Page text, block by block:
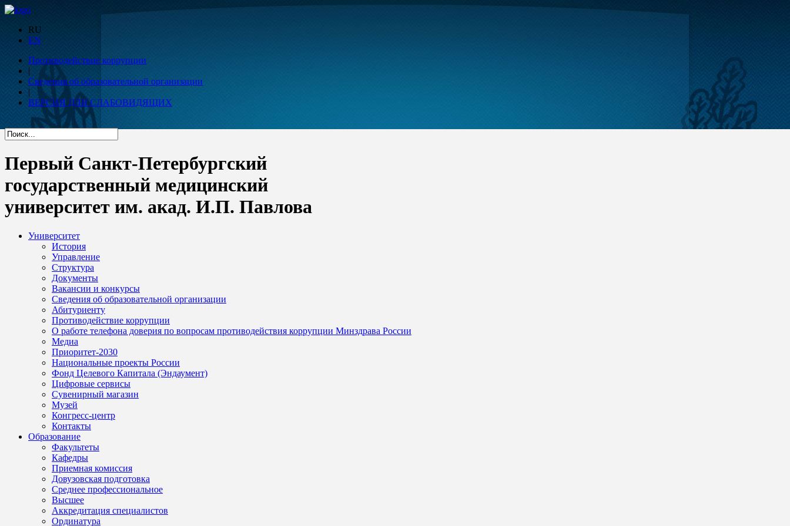
RU
EN
Противодействие коррупции
|
Сведения об образовательной организации
|
ВЕРСИЯ ДЛЯ СЛАБОВИДЯЩИХ
Первый Санкт-Петербургский
государственный медицинский
университет им. акад. И.П. Павлова
Университет
История
Управление
Структура
Документы
Вакансии и конкурсы
Сведения об образовательной организации
Абитуриенту
Противодействие коррупции
О работе телефона доверия по вопросам противодействия коррупции Минздрава России
Медиа
Приоритет-2030
Национальные проекты России
Фонд Целевого Капитала (Эндаумент)
Цифровые сервисы
Сувенирный магазин
Музей
Конгресс-центр
Контакты
Образование
Факультеты
Кафедры
Приемная комиссия
Довузовская подготовка
Среднее профессиональное
Высшее
Аккредитация специалистов
Ординатура